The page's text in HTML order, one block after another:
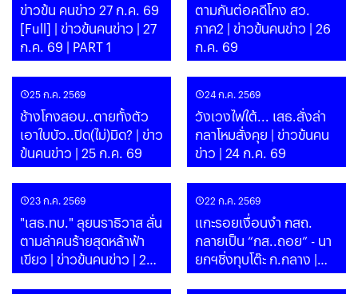
ข่าวข้น คนข่าว 27 ก.ค. 69
[Full] | ข่าวข้นคนข่าว | 27
ก.ค. 69 | PART 1
ตามกันต่อคดีโกง สว.
ภาค2 | ข่าวข้นคนข่าว | 26
ก.ค. 69
25 ก.ค. 2569
ช้างโกงสอบ..ตายทั้งตัว
เอาใบบัว..ปิด(ไม่)มิด? | ข่าว
ข้นคนข่าว | 25 ก.ค. 69
24 ก.ค. 2569
วังเวงไฟใต้... เสธ.สั่งล่า
กลาโหมสั่งคุย | ข่าวข้นคน
ข่าว | 24 ก.ค. 69
23 ก.ค. 2569
"เสธ.ทบ." ลุยนราธิวาส ลั่น
ตามล่าคนร้ายสุดหล้าฟ้า
เขียว | ข่าวข้นคนข่าว | 23
ก.ค. 69
22 ก.ค. 2569
แกะรอยเงื่อนงำ กสถ.
กลายเป็น “กส..ถอย” - นา
ยกฯชิ่งทุบโต๊ะ ก.กลาง |
ข่าวข้นคนข่าว | 22 ก.ค. 69